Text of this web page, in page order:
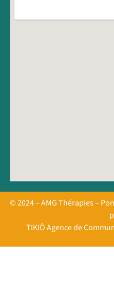
© 2024 – AMG Thérapies –
TIKIÔ Agence de